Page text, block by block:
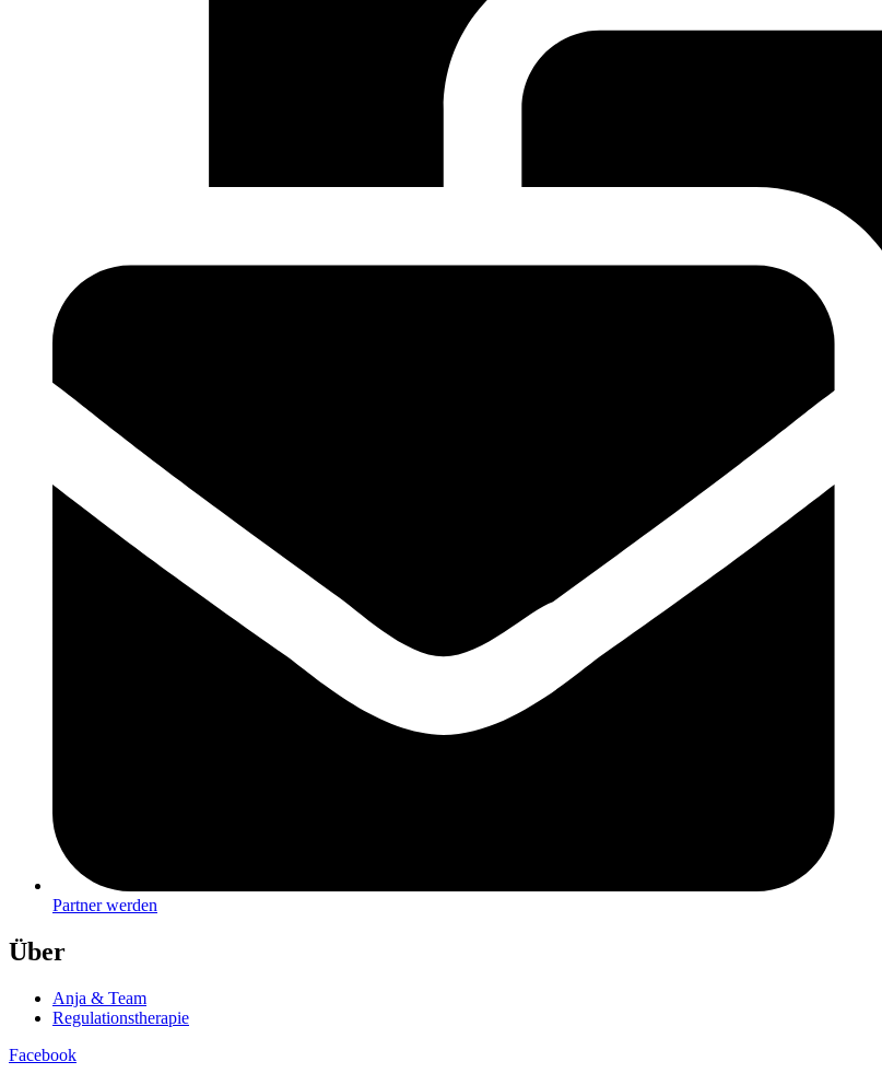
Partner werden
Über
Anja & Team
Regulationstherapie
Facebook